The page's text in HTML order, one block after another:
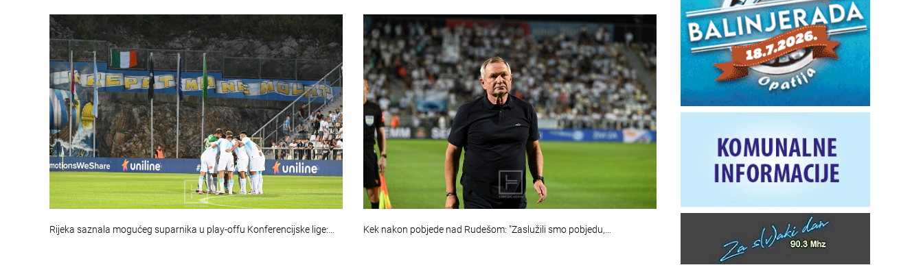
Rijeka saznala mogućeg suparnika u play-offu Konferencijske lige:… Kek nakon pobjede nad Rudešom: "Zaslužili smo pobjedu,…